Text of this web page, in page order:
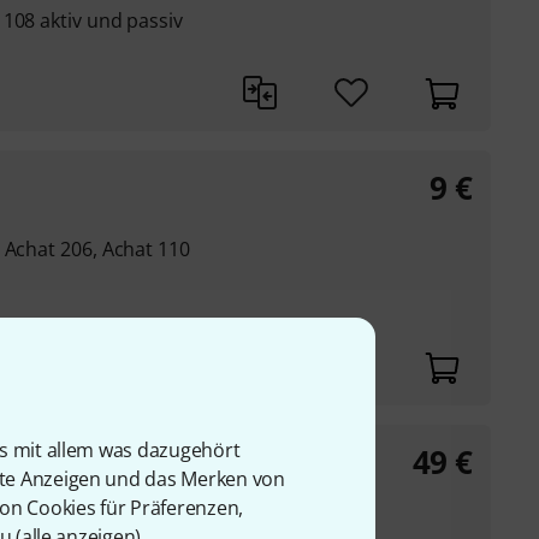
mit allem was dazugehört
Anzeigen und das Merken von
Cookies für Präferenzen,
aktiv und passiv
206, Achat 110
9 €
49 €